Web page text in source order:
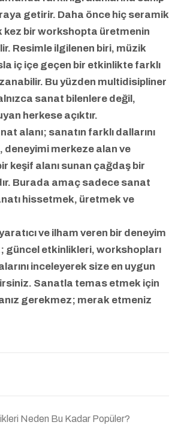
getirir. Daha önce hiç seramik
kez bir workshopta üretmenin
Resimle ilgilenen biri, müzik
iç içe geçen bir etkinlikte farklı
Bu yüzden multidisipliner
sanat bilenlere değil,
herkese açıktır.
alanı; sanatın farklı dallarını
deneyimi merkeze alan ve
keşif alanı sunan çağdaş bir
Burada amaç sadece sanat
hissetmek, üretmek ve
ve ilham veren bir deneyim
güncel etkinlikleri, workshopları
inceleyerek size en uygun
Sanatla temas etmek için
gerekmez; merak etmeniz
Neden Bu Kadar Popüler?